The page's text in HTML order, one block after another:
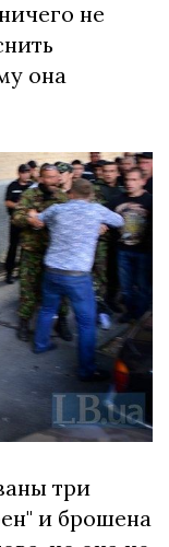
не
она
три
и брошена